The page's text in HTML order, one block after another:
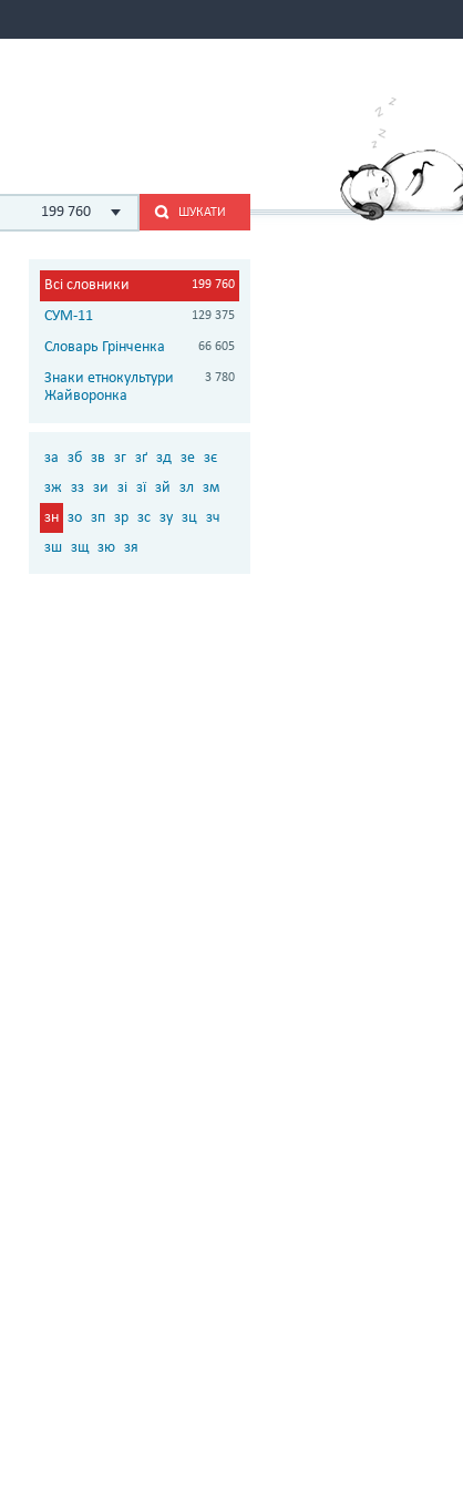
199 760 ШУКАТИ
Всі словники 199 760
СУМ-11 129 375
Словарь Грінченка 66 605
Знаки етнокультури
Жайворонка
3 780
за зб зв зг зґ зд зе зє
зж зз зи зі зї зй зл зм
зн зо зп зр зс зу зц зч
зш зщ зю зя